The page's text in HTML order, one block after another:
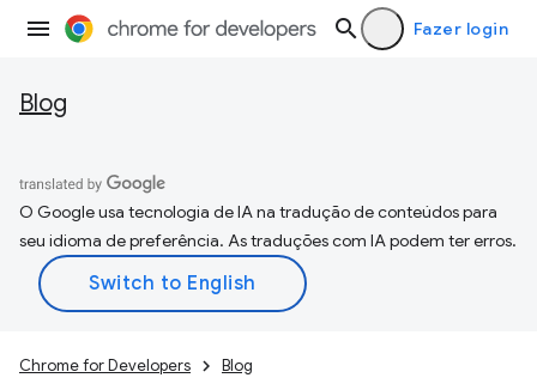
Fazer login
Blog
O Google usa tecnologia de IA na tradução de conteúdos para
seu idioma de preferência. As traduções com IA podem ter erros.
Chrome for Developers Blog